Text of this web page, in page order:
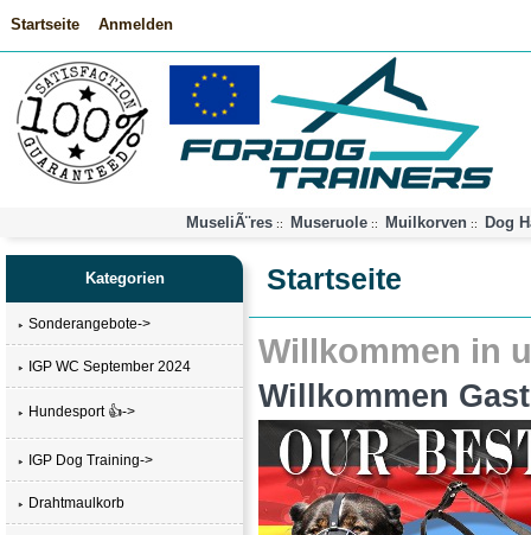
Startseite Anmelden
MuseliÃ¨res:: Museruole:: Muilkorven :: Dog
Kategorien
Sonderangebote->
IGP WC September 2024
Hundesport 👍->
IGP Dog Training->
Drahtmaulkorb
Startseite
Willkommen in
Willkommen